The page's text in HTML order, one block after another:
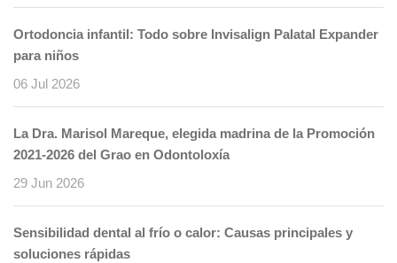
Ortodoncia infantil: Todo sobre Invisalign Palatal Expander
para niños
06 Jul 2026
La Dra. Marisol Mareque, elegida madrina de la Promoción
2021-2026 del Grao en Odontoloxía
29 Jun 2026
Sensibilidad dental al frío o calor: Causas principales y
soluciones rápidas